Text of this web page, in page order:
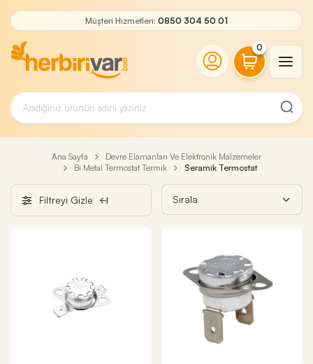
Müşteri Hizmetleri: 0850 304 50 01
0
Ana Sayfa
Devre Elamanları Ve Elektronik Malzemeler
Bi Metal Termostat Termik
Seramik Termostat
Filtreyi Gizle